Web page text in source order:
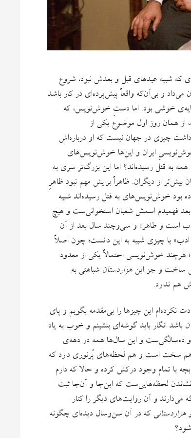
که شبیه عیدهای قبل و بعدش نبود، شروع
و بی‌آن‌که واقعاً پیش‌پرده‌ای در کار باشد
خوشی بود. اما دستِ خوش‌نویس، که
از همان روز اول موضوع یکی از
چیزی در جهان نیست که او درباره‌اش
ایران و این‌ها خوش‌نویس‌های
به قتل رسیده‌اند؟ اما این بزرگ‌تر سری به
بیش‌تر از دیگران. ظاهراً برایش مهم نبود ظاهرِ
بود خوش‌نویس‌های به‌ قتل رسیده‌اند شبیه
فهمیدم اسمش شعبان استخوانی‌ست و هیچ
است و طاهر» و سی‌وچند سال بعد از آن
یا چیزی شبیه به این دانست؛ چون اصلاً
هرچند خوش‌نویسی احتمالاً یکی از معدود
ساخت و جز اینهزاردستان شباهتی به
هم ندارد.
این چیزها را بی‌مقدمه بگویم و پای
باشد انگار باید گوشه‌ای بنشینم و خوب به یاد
و ده‌سالگی‌ست و این سال‌ها همه در دهه‌ی
هم سخت است و هم لحظه‌های پُرنوری دارد که
با تمام وجود درکش کرده و حالا که دارم
لحظه‌هایی‌ست که این‌جا و آن‌جا ثبت
می‌دارند و آن‌ روایت‌های دیگر را کنار
وهزاردستانی که در آن سن‌وسال دیده‌ای چگونه